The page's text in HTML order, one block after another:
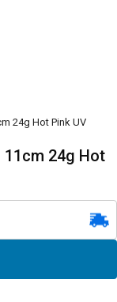
24g Hot Pink UV
11cm 24g Hot